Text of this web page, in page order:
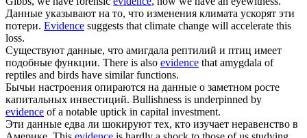
Данные указывают на то, что изменения климата ускорят эти
потери. Evidence suggests that climate change will accelerate this
loss.
Существуют данные, что амигдала рептилий и птиц имеет
подобные функции. There is also evidence that amygdala of
reptiles and birds have similar functions.
Бычьи настроения опираются на данные о заметном росте
капитальных инвестиций. Bullishness is underpinned by
evidence of a notable uptick in capital investment.
Эти данные едва ли шокируют тех, кто изучает неравенство в